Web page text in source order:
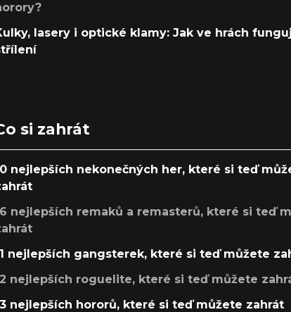
lasery i optické klamy: Jak ve hrách
si zahrát
nejlepších nekonečných her, které si teď
nejlepších remaků a remasterů, které si teď
nejlepších gangsterek, které si teď můžete
nejlepších roguelite, které si teď můžete
nejlepších hororů, které si teď můžete zahrát